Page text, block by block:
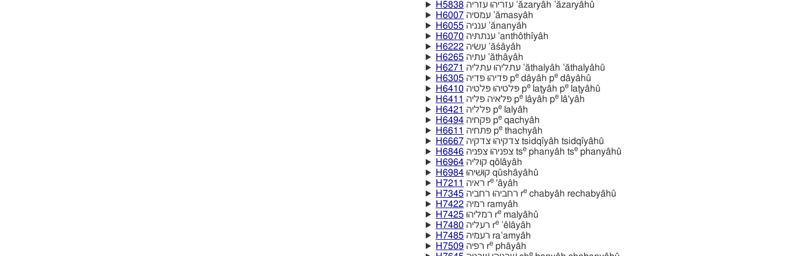
H5838
עזריהוּ עזריה ‛ăzaryâh ‛ăzaryâhû
H6007
עמסיה ‛ămasyâh
H6055
ענניה ‛ănanyâh
H6070
ענתתיּה ‛anthôthı̂yâh
H6222
עשׂיה ‛ăśâyâh
H6265
עתיה ‛ăthâyâh
H6271
עתליהוּ עתליה ‛ăthalyâh ‛ăthalyâhû
H6305
פּדיהוּ פּדיה pedâyâh pedâyâhû
H6410
פּלטיהוּ פּלטיה pelaṭyâh pelaṭyâhû
H6411
פּלאיה פּליה pelâyâh pelâ'yâh
H6421
פּלליה pelalyâh
H6494
פּקחיה peqachyâh
H6611
פּתחיה pethachyâh
H6667
צדקיּהוּ צדקיּה tsidqı̂yâh tsidqı̂yâhû
H6846
צפניהוּ צפניה tsephanyâh tsephanyâhû
H6964
קוליה qôlâyâh
H6984
קוּשׁיהוּ qûshâyâhû
H7211
ראיה re'âyâh
H7345
רחביהוּ רחביה rechabyâh rechabyâhû
H7422
רמיה ramyâh
H7425
רמליהוּ remalyâhû
H7480
רעליה re‛êlâyâh
H7485
רעמיה ra‛amyâh
H7509
רפיה rephâyâh
e